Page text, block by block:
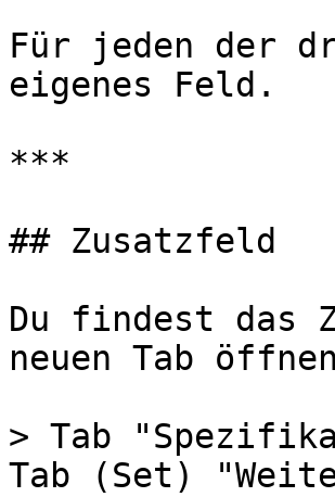
Für jeden der
eigenes Feld.
***
## Zusatzfeld
Du findest das
neuen Tab
> Tab
Tab (Set)